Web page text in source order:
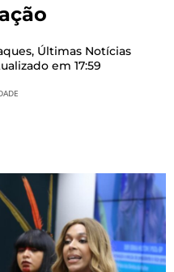
, Últimas Notícias
em 17:59